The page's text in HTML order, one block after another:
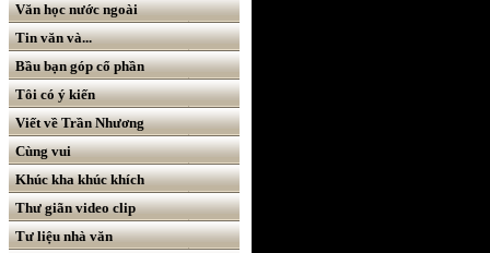
Văn học nước ngoài
Tin văn và...
Bầu bạn góp cổ phần
Tôi có ý kiến
Viết về Trần Nhương
Cùng vui
Khúc kha khúc khích
Thư giãn video clip
Tư liệu nhà văn